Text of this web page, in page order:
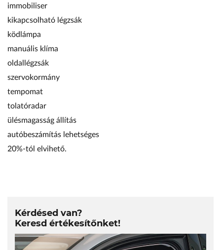
immobiliser
kikapcsolható légzsák
ködlámpa
manuális klíma
oldallégzsák
szervokormány
tempomat
tolatóradar
ülésmagasság állítás
autóbeszámítás lehetséges
20%-tól elvihető.
Kérdésed van?
Keresd értékesítőnket!